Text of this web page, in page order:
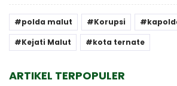
polda malut Korupsi
Kejati Malut
kota ternate
ARTIKEL TERPOPULER